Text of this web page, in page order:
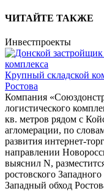
ЧИТАЙТЕ ТАКЖЕ
Инвестпроекты
Крупный складской
Ростова
Компания
логистического
кв. метров рядом с
агломерации, по
развития интернет-
направлении
выяснил N,
ростовского
Западный обход